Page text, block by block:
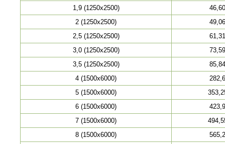
1,9 (1250х2500)
46,60
2 (1250х2500)
49,06
2,5 (1250х2500)
61,31
3,0 (1250х2500)
73,59
3,5 (1250х2500)
85,84
4 (1500х6000)
282,6
5 (1500х6000)
6 (1500х6000)
423,9
7 (1500х6000)
8 (1500х6000)
565,2